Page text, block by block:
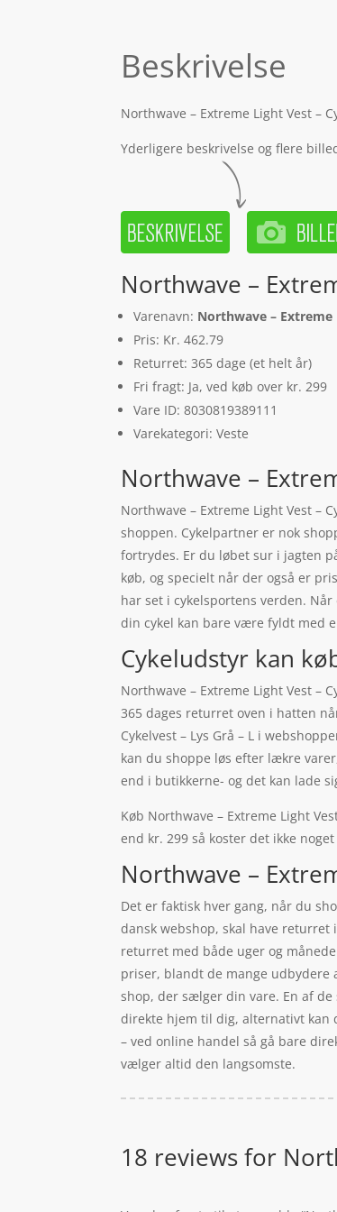
Beskrivelse
Northwave – Extreme Light Vest –
Yderligere beskrivelse og flere
Northwave –
Varenavn: Northwave – Extreme
Pris: Kr. 462.79
Returret: 365 dage (et helt år)
Fri fragt: Ja, ved køb over kr. 299
Vare ID: 8030819389111
Varekategori: Veste
Northwave –
Northwave – Extreme Light Vest –
shoppen. Cykelpartner er nok
fortrydes. Er du løbet sur i jagten
køb, og specielt når der også er
har set i cykelsportens verden.
din cykel kan bare være fyldt med
Cykeludstyr kan
Northwave – Extreme Light Vest –
365 dages returret oven i hatten
Cykelvest – Lys Grå – L i
kan du shoppe løs efter lækre
end i butikkerne- og det kan lade
Køb Northwave – Extreme Light
end kr. 299 så koster det ikke
Northwave –
Det er faktisk hver gang, når du
dansk webshop, skal have
returret med både uger og
priser, blandt de mange udbydere
shop, der sælger din vare. En af
direkte hjem til dig, alternativt kan
– ved online handel så gå bare
vælger altid den langsomste.
18 reviews for